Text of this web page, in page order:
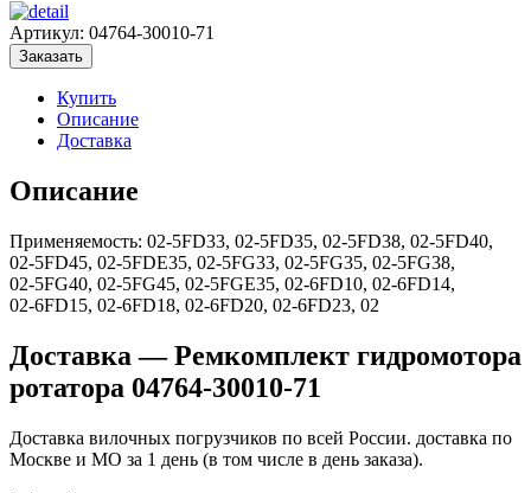
Артикул: 04764-30010-71
Заказать
Купить
Описание
Доставка
Описание
Применяемость: 02‑5FD33, 02‑5FD35, 02‑5FD38, 02‑5FD40,
02‑5FD45, 02‑5FDE35, 02‑5FG33, 02‑5FG35, 02‑5FG38,
02‑5FG40, 02‑5FG45, 02‑5FGE35, 02‑6FD10, 02‑6FD14,
02‑6FD15, 02‑6FD18, 02‑6FD20, 02‑6FD23, 02
Доставка — Ремкомплект гидромотора
ротатора 04764-30010-71
Доставка вилочных погрузчиков по всей России. доставка по
Москве и МО за 1 день (в том числе в день заказа).